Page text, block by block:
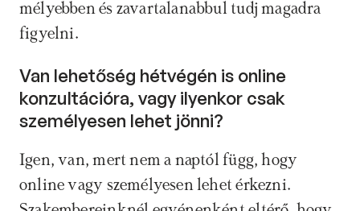
mélyebben és zavartalanabbul tudj magadra
figyelni.
Van lehetőség hétvégén is online
konzultációra, vagy ilyenkor csak
személyesen lehet jönni?
Igen, van, mert nem a naptól függ, hogy
online vagy személyesen lehet érkezni.